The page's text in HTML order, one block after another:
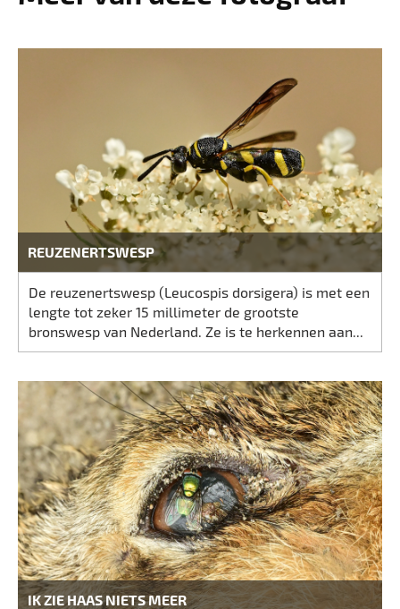
REUZENERTSWESP
De reuzenertswesp (Leucospis dorsigera) is met een
lengte tot zeker 15 millimeter de grootste
bronswesp van Nederland. Ze is te herkennen aan...
IK ZIE HAAS NIETS MEER